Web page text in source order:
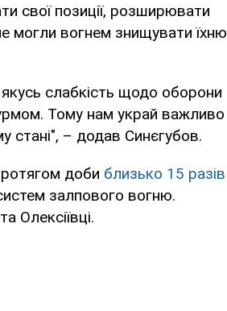
свої позиції, розширювати
могли вогнем знищувати їхню
слабкість щодо оборони
Тому нам украй важливо
стані", – додав Синєгубов.
доби близько 15 разів
залпового вогню.
Олексіївці.